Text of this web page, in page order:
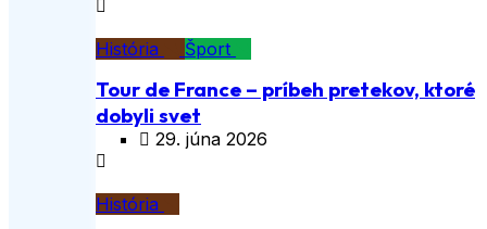
História Šport
Tour de France – príbeh pretekov, ktoré
dobyli svet
29. júna 2026
História